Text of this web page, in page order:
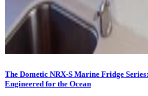
The Dometic NRX-S Marine Fridge
Engineered for the Ocean